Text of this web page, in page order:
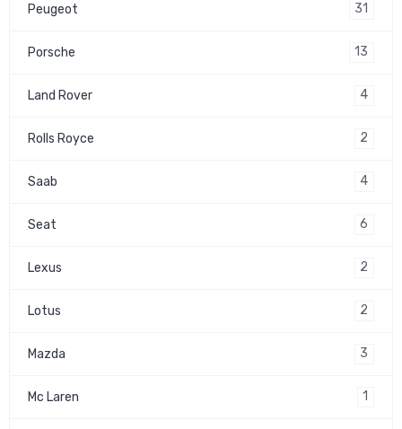
Peugeot 31
Porsche 13
Land Rover 4
Rolls Royce 2
Saab 4
Seat 6
Lexus 2
Lotus 2
Mazda 3
Mc Laren 1